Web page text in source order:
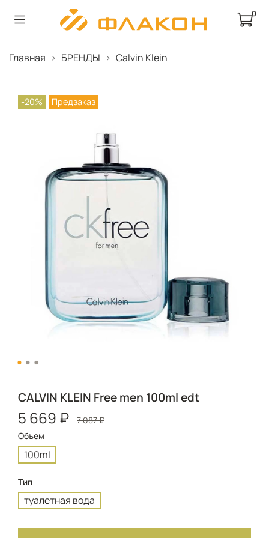
0
Главная БРЕНДЫ Calvin Klein
-20% Предзаказ
CALVIN KLEIN Free men 100ml edt
5 669 ₽
7 087 ₽
Объем
100ml
Тип
туалетная вода